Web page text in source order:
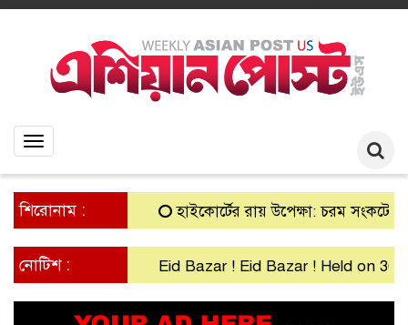
Toggle
শিরোনাম : হাইকোর্টের রায় উপেক্ষা: চরম সংকটে গ্রামীণ
নোটিশ : Eid Bazar ! Eid Bazar ! Held on 30th